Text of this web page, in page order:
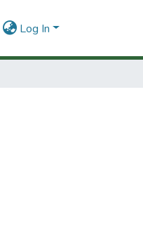
Log In